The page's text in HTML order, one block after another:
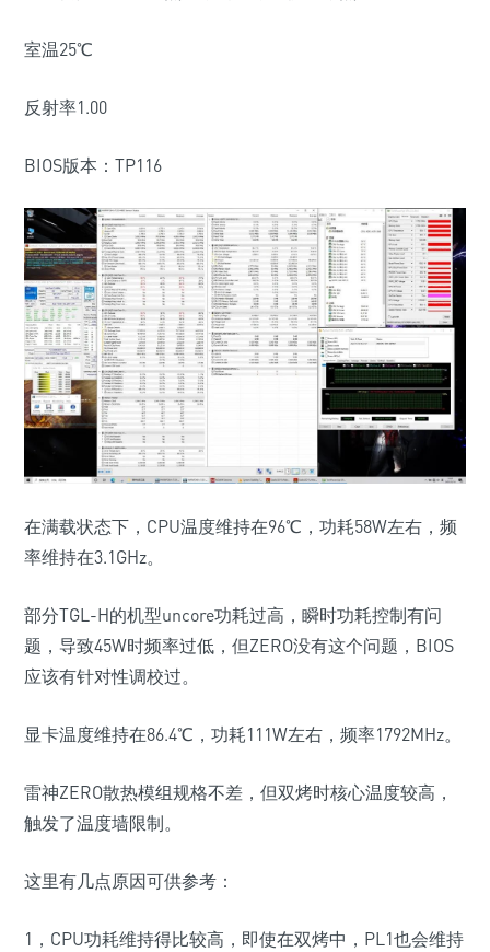
室温25℃
反射率1.00
BIOS版本：TP116
在满载状态下，CPU温度维持在96℃，功耗58W左右，频
率维持在3.1GHz。
部分TGL-H的机型uncore功耗过高，瞬时功耗控制有问
题，导致45W时频率过低，但ZERO没有这个问题，BIOS
应该有针对性调校过。
显卡温度维持在86.4℃，功耗111W左右，频率1792MHz。
雷神ZERO散热模组规格不差，但双烤时核心温度较高，
触发了温度墙限制。
这里有几点原因可供参考：
1，CPU功耗维持得比较高，即使在双烤中，PL1也会维持